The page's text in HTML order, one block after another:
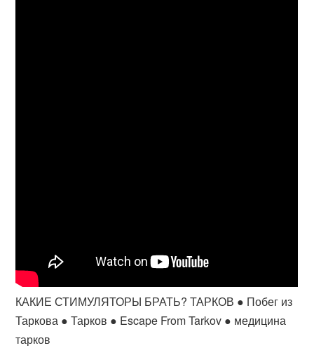
КАКИЕ СТИМУЛЯТОРЫ БРАТЬ? ТАРКОВ ● Побег из
Таркова ● Тарков ● Escape From Tarkov ● медицина
тарков